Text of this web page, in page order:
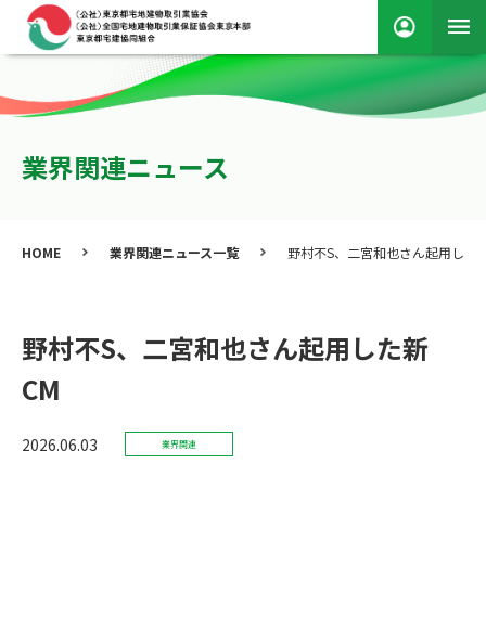
業界関連ニュース
HOME 業界関連ニュース一覧 野村不S、二宮和也さん起用した
野村不S、二宮和也さん起用した新
CM
2026.06.03 業界関連